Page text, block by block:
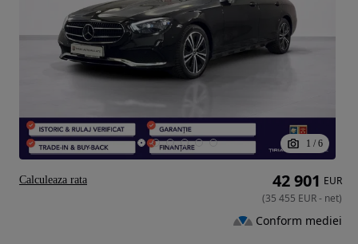
1 / 6
42 901 EUR
(35 455 EUR- net)
Conform mediei
Calculeaza rata